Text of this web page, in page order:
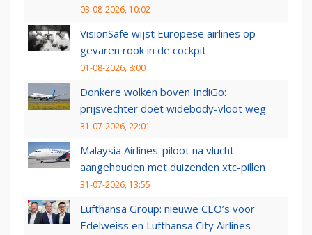
03-08-2026, 10:02
VisionSafe wijst Europese airlines op
gevaren rook in de cockpit
01-08-2026, 8:00
Donkere wolken boven IndiGo:
prijsvechter doet widebody-vloot weg
31-07-2026, 22:01
Malaysia Airlines-piloot na vlucht
aangehouden met duizenden xtc-pillen
31-07-2026, 13:55
Lufthansa Group: nieuwe CEO’s voor
Edelweiss en Lufthansa City Airlines